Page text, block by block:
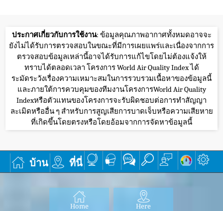
ประกาศเกี่ยวกับการใช้งาน: ข้อมูลคุณภาพอากาศทั้งหมดอาจจะ
ยังไม่ได้รับการตรวจสอบในขณะที่มีการเผยแพร่และเนื่องจากการ
ตรวจสอบข้อมูลเหล่านี้อาจได้รับการแก้ไขโดยไม่ต้องแจ้งให้
ทราบได้ตลอดเวลา โครงการ World Air Quality Index ได้
ระมัดระวังเรื่องความเหมาะสมในการรวบรวมเนื้อหาของข้อมูลนี้
และภายใต้การควบคุมของทีมงานโครงการWorld Air Quality
Indexหรือตัวแทนของโครงการจะรับผิดชอบต่อการทำสัญญา
ละเมิดหรืออื่น ๆ สำหรับการสูญเสียการบาดเจ็บหรือความเสียหาย
ที่เกิดขึ้นโดยตรงหรือโดยอ้อมจากการจัดหาข้อมูลนี้
บ้าน ที่นี่
Home Here